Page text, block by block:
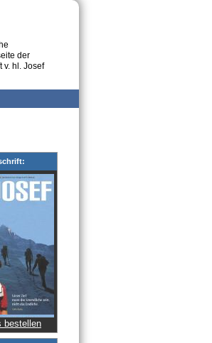
der
v. hl. Josef
bestellen